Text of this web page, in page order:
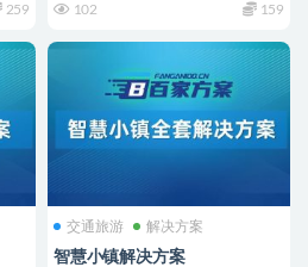
259 102 159
交通旅游 解决方案
智慧小镇解决方案